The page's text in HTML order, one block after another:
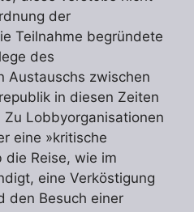
der
Teilnahme begründete
des
Austauschs zwischen
in diesen Zeiten
Lobbyorganisationen
eine »kritische
die Reise, wie im
eine Verköstigung
den Besuch einer